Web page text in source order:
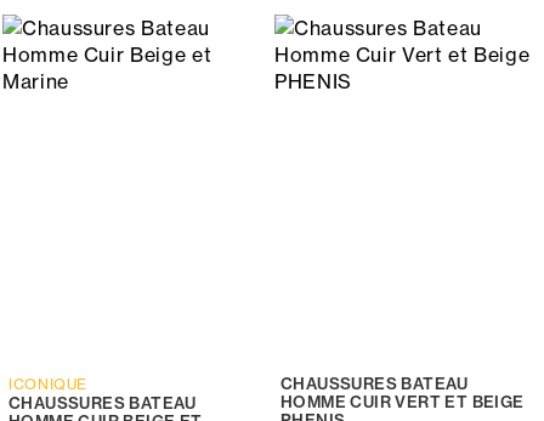
ICONIQUE
CHAUSSURES BATEAU
CHAUSSURES BATEAU
HOMME CUIR VERT ET BEIGE